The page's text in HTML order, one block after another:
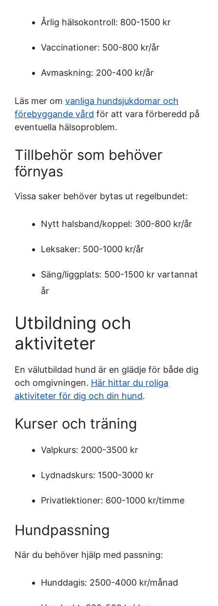
Årlig hälsokontroll: 800-1500 kr
Vaccinationer: 500-800 kr/år
Avmaskning: 200-400 kr/år
Läs mer om vanliga hundsjukdomar och
förebyggande vård för att vara förberedd på
eventuella hälsoproblem.
Tillbehör som behöver
förnyas
Vissa saker behöver bytas ut regelbundet:
Nytt halsband/koppel: 300-800 kr/år
Leksaker: 500-1000 kr/år
Säng/liggplats: 500-1500 kr vartannat
år
Utbildning och
aktiviteter
En välutbildad hund är en glädje för både dig
och omgivningen. Här hittar du roliga
aktiviteter för dig och din hund.
Kurser och träning
Valpkurs: 2000-3500 kr
Lydnadskurs: 1500-3000 kr
Privatlektioner: 600-1000 kr/timme
Hundpassning
När du behöver hjälp med passning:
Hunddagis: 2500-4000 kr/månad